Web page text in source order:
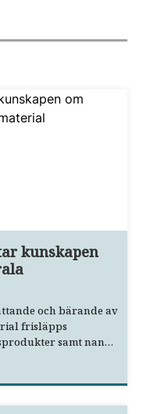
kunskapen
och bärande av
frisläpps
samt nano-